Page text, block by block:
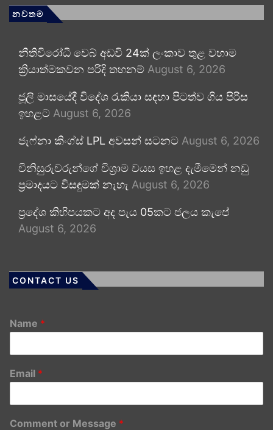
නවතම
නීතිවිරෝධී වෙබ් අඩවි 24ක් ලංකාව තුළ වහාම
ක්‍රියාත්මකවන පරිදි තහනම් August 6, 2026
ජූලි මාසයේදී විදේශ රැකියා සඳහා පිටත්ව ගිය පිරිස
ඉහළට August 6, 2026
ජැෆ්නා කිංග්ස් LPL අවසන් සටනට August 6, 2026
විනිසුරුවරුන්ගේ විශ්‍රාම වයස ඉහළ දැමීමෙන් නඩු
ප්‍රමාදයට විසඳුමක් නැහැ August 6, 2026
ප්‍රදේශ කිහිපයකට අද පැය 05කට ජලය කැපේ
August 6, 2026
CONTACT US
Name *
Email *
Comment or Message *